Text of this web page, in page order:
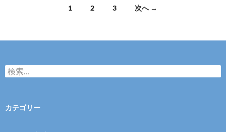
ナ
ゲ
シ
1 2 3 次へ →
検
索
カテゴリー